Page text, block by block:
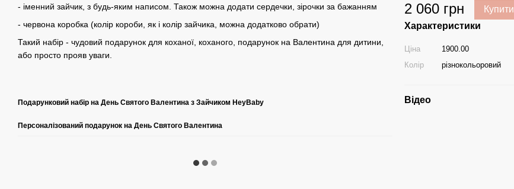
- іменний зайчик, з будь-яким написом. Також можна додати сердечки, зірочки за бажанням
- червона коробка (колір короби, як і колір зайчика, можна додатково обрати)
Такий набір - чудовий подарунок для коханої, коханого, подарунок на Валентина для дитини,
або просто прояв уваги.
Подарунковий набір на День Святого Валентина з Зайчиком HeyBaby
Персоналізований подарунок на День Святого Валентина
2 060 грн Купити
Характеристики
Ціна
1900.00
Колір
різнокольоровий
Відео